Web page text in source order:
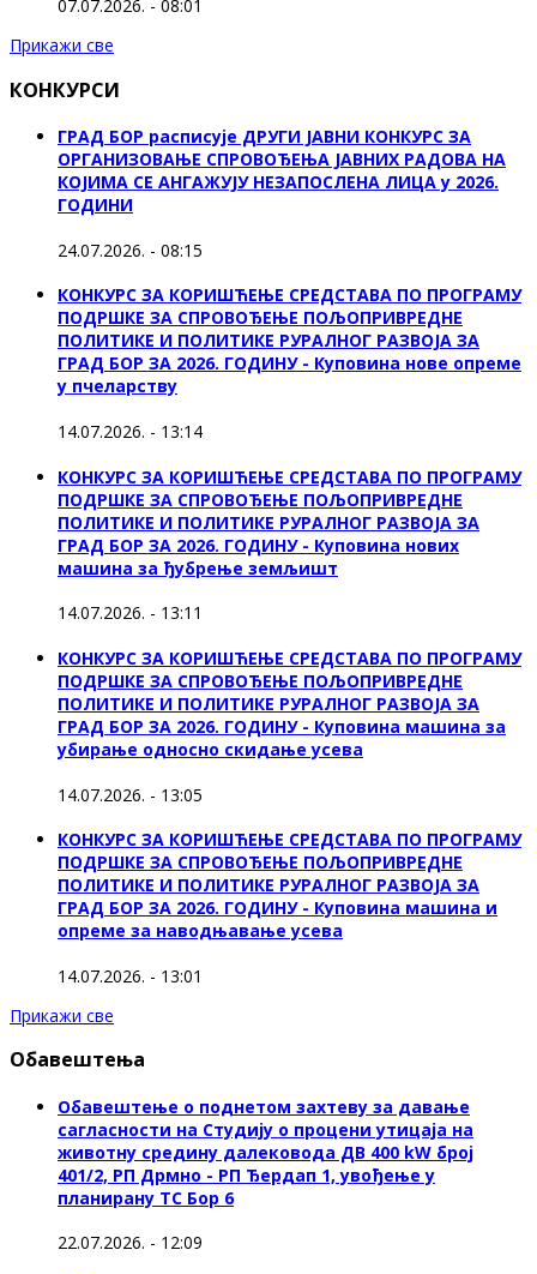
07.07.2026. - 08:01
Прикажи све
КОНКУРСИ
ГРАД БОР расписује ДРУГИ ЈАВНИ КОНКУРС ЗА
ОРГАНИЗОВАЊЕ СПРОВОЂЕЊА ЈАВНИХ РАДОВА НА
КОЈИМА СЕ АНГАЖУЈУ НЕЗАПОСЛЕНА ЛИЦА у 2026.
ГОДИНИ
24.07.2026. - 08:15
КОНКУРС ЗА КОРИШЋЕЊЕ СРЕДСТАВА ПО ПРОГРАМУ
ПОДРШКЕ ЗА СПРОВОЂЕЊЕ ПОЉОПРИВРЕДНЕ
ПОЛИТИКЕ И ПОЛИТИКЕ РУРАЛНОГ РАЗВОЈА ЗА
ГРАД БОР ЗА 2026. ГОДИНУ - Куповина нове опреме
у пчеларству
14.07.2026. - 13:14
КОНКУРС ЗА КОРИШЋЕЊЕ СРЕДСТАВА ПО ПРОГРАМУ
ПОДРШКЕ ЗА СПРОВОЂЕЊЕ ПОЉОПРИВРЕДНЕ
ПОЛИТИКЕ И ПОЛИТИКЕ РУРАЛНОГ РАЗВОЈА ЗА
ГРАД БОР ЗА 2026. ГОДИНУ - Куповина нових
машина за ђубрење земљишт
14.07.2026. - 13:11
КОНКУРС ЗА КОРИШЋЕЊЕ СРЕДСТАВА ПО ПРОГРАМУ
ПОДРШКЕ ЗА СПРОВОЂЕЊЕ ПОЉОПРИВРЕДНЕ
ПОЛИТИКЕ И ПОЛИТИКЕ РУРАЛНОГ РАЗВОЈА ЗА
ГРАД БОР ЗА 2026. ГОДИНУ - Куповинa машина за
убирање односно скидање усева
14.07.2026. - 13:05
КОНКУРС ЗА КОРИШЋЕЊЕ СРЕДСТАВА ПО ПРОГРАМУ
ПОДРШКЕ ЗА СПРОВОЂЕЊЕ ПОЉОПРИВРЕДНЕ
ПОЛИТИКЕ И ПОЛИТИКЕ РУРАЛНОГ РАЗВОЈА ЗА
ГРАД БОР ЗА 2026. ГОДИНУ - Куповина машина и
опреме за наводњавање усева
14.07.2026. - 13:01
Прикажи све
Обавештења
Обавештење о поднетом захтеву за давање
сагласности на Студију о процени утицаја на
животну средину далековода ДВ 400 kW број
401/2, РП Дрмно - РП Ђердап 1, увођење у
планирану ТС Бор 6
22.07.2026. - 12:09